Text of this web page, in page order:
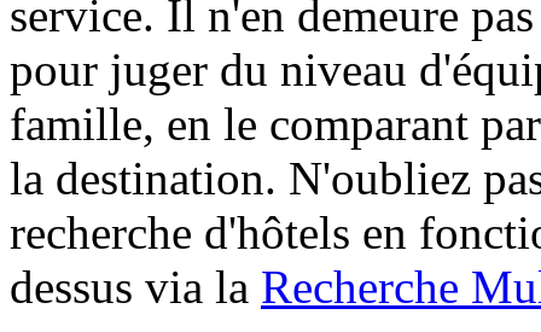
service. Il n'en demeure
pour juger du niveau
famille, en le comparant
la destination. N'oubliez
recherche d'hôtels en
dessus via la Recherche